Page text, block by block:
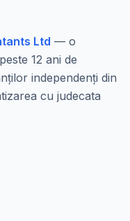
Ltd — o
12 ani de
independenți din
cu judecata